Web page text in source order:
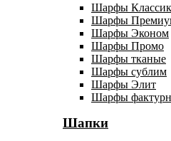
Шарфы Классик
Шарфы
Шарфы Эконом
Шарфы Промо
Шарфы тканые
Шарфы сублим
Шарфы Элит
Шарфы
Шапки